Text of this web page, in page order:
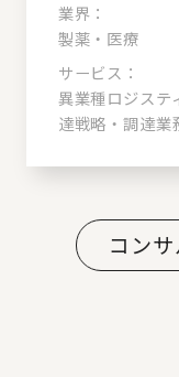
業界：
製薬・医療
サービス：
異業種ロジステ
達戦略・調達業
コン